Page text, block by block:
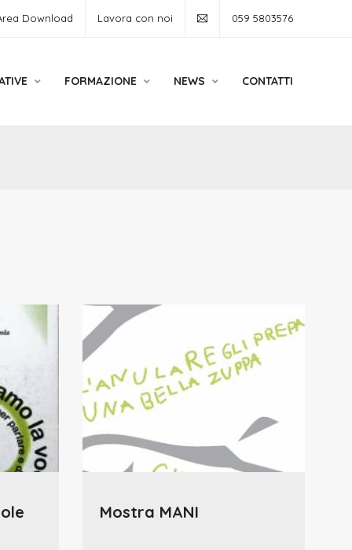
Download Lavora con noi 059 5803576
FORMAZIONE NEWS CONTATTI
Mostra MANI